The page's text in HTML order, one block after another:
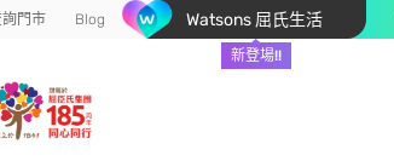
門市 Blog Watsons 屈氏生活
新登場!!